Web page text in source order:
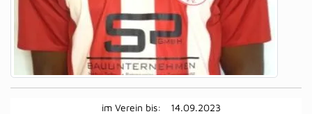
im Verein bis: 14.09.2023